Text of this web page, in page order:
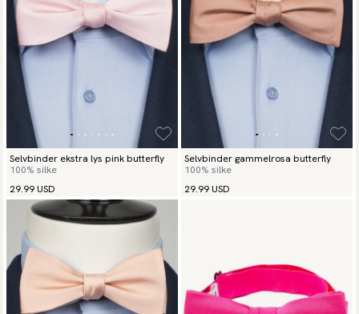
Selvbinder ekstra lys pink butterfly
100% silke
29.99 USD
Selvbinder gammelrosa butterfly
100% silke
29.99 USD